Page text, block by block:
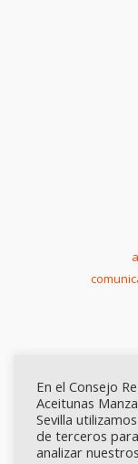
En el Consejo
Aceitunas
Sevilla
de terceros
analizar